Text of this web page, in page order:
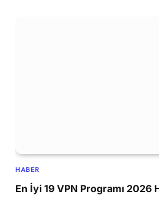
HABER
En İyi 19 VPN Programı 2026